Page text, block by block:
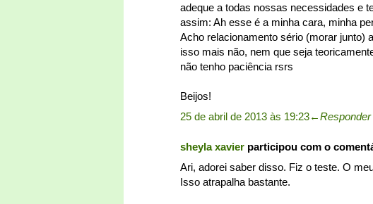
adeque a todas nossas necessidades e
assim: Ah esse é a minha cara, minha
Acho relacionamento sério (morar junto)
isso mais não, nem que seja
não tenho paciência rsrs
Beijos!
25 de abril de 2013 às 19:23←
sheyla xavier participou com o
Ari, adorei saber disso. Fiz o teste. O
Isso atrapalha bastante.